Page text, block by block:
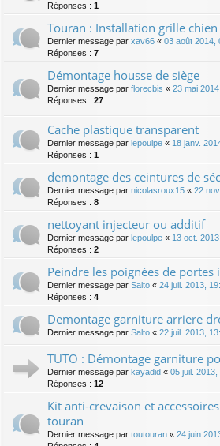
Réponses : 1
Touran : Installation grille chien
Dernier message par xav66 « 03 août 2014,
Réponses : 7
Démontage housse de siège
Dernier message par florecbis « 23 mai
Réponses : 27
Cache plastique transparent
Dernier message par lepoulpe « 18 janv.
Réponses : 1
demontage des ceintures de
Dernier message par nicolasroux15 « 22
Réponses : 8
nettoyant injecteur ou additif
Dernier message par lepoulpe « 13 oct.
Réponses : 2
Peindre les poignées de portes
Dernier message par Salto « 24 juil. 2013,
Réponses : 4
Demontage garniture arriere
Dernier message par Salto « 22 juil. 2013,
TUTO : Démontage garniture
Dernier message par kayadid « 05 juil. 2013,
Réponses : 12
Kit anti-crevaison et
touran
Dernier message par toutouran « 24 juin